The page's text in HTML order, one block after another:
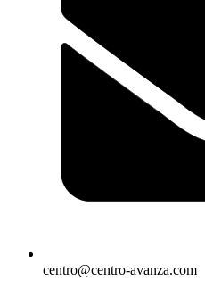
centro@centro-avanza.com